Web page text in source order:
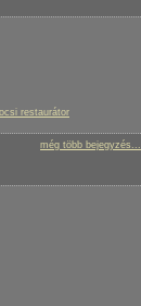
restaurátor
még több bejegyzés...